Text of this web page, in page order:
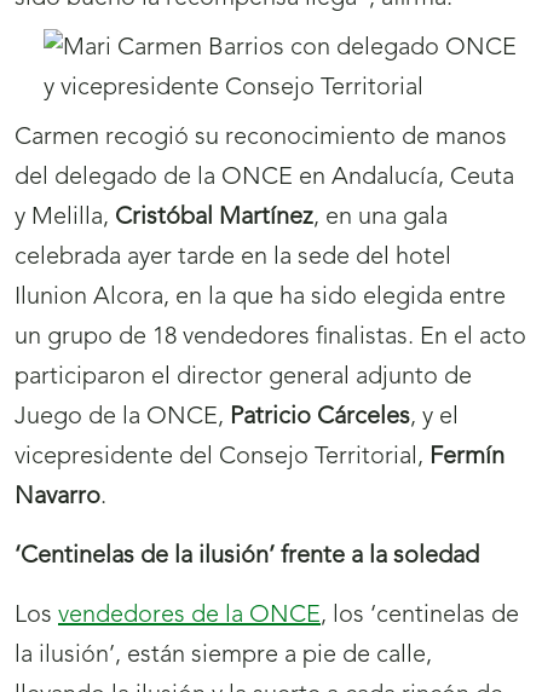
Carmen recogió su reconocimiento de manos
del delegado de la ONCE en Andalucía, Ceuta
y Melilla, Cristóbal Martínez, en una gala
celebrada ayer tarde en la sede del hotel
Ilunion Alcora, en la que ha sido elegida entre
un grupo de 18 vendedores finalistas. En el acto
participaron el director general adjunto de
Juego de la ONCE, Patricio Cárceles, y el
vicepresidente del Consejo Territorial, Fermín
Navarro.
‘Centinelas de la ilusión’ frente a la soledad
Los vendedores de la ONCE, los ‘centinelas de
la ilusión’, están siempre a pie de calle,